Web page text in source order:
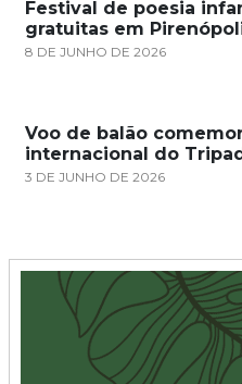
Festival de poesia
gratuitas em
8 DE JUNHO DE 2026
Voo de balão
internacional do
3 DE JUNHO DE 2026